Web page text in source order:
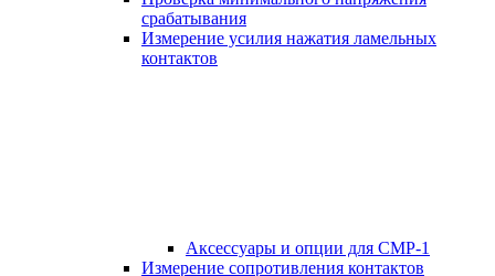
срабатывания
Измерение усилия нажатия ламельных
контактов
Аксессуары и опции для СМР-1
Измерение сопротивления контактов